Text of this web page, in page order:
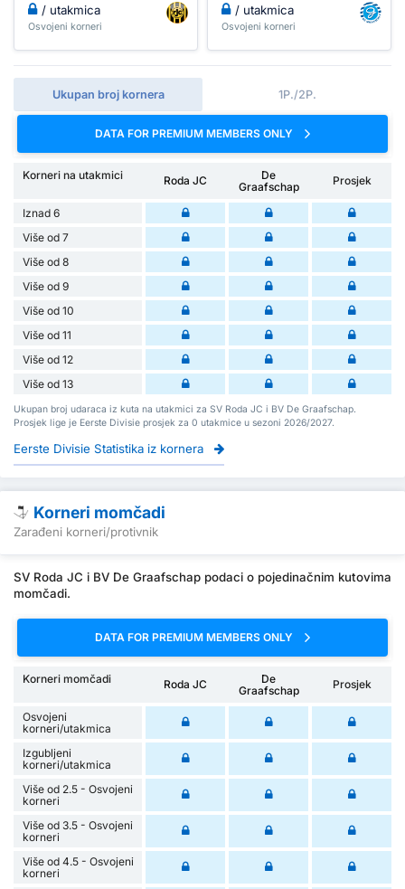
/ utakmica
Osvojeni korneri
/ utakmica
Osvojeni korneri
Ukupan broj kornera 1P./2P.
DATA FOR PREMIUM MEMBERS ONLY
Korneri na utakmici Roda JC
De
Graafschap
Prosjek
Iznad 6
Više od 7
Više od 8
Više od 9
Više od 10
Više od 11
Više od 12
Više od 13
Ukupan broj udaraca iz kuta na utakmici za SV Roda JC i BV De Graafschap.
Prosjek lige je Eerste Divisie prosjek za 0 utakmice u sezoni 2026/2027.
Eerste Divisie Statistika iz kornera
Korneri momčadi
Zarađeni korneri/protivnik
SV Roda JC i BV De Graafschap podaci o pojedinačnim kutovima
momčadi.
DATA FOR PREMIUM MEMBERS ONLY
Korneri momčadi Roda JC
De
Graafschap
Prosjek
Osvojeni
korneri/utakmica
Izgubljeni
korneri/utakmica
Više od 2.5 - Osvojeni
korneri
Više od 3.5 - Osvojeni
korneri
Više od 4.5 - Osvojeni
korneri